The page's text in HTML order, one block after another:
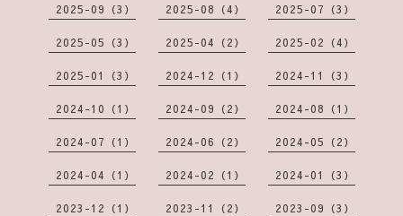
2025-09（3） 2025-08（4） 2025-07（3）
2025-05（3） 2025-04（2） 2025-02（4）
2025-01（3） 2024-12（1） 2024-11（3）
2024-10（1） 2024-09（2） 2024-08（1）
2024-07（1） 2024-06（2） 2024-05（2）
2024-04（1） 2024-02（1） 2024-01（3）
2023-12（1） 2023-11（2） 2023-09（3）